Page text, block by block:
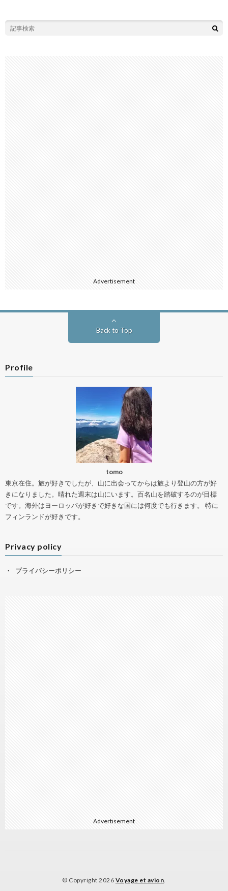
Advertisement
Back to Top
Profile
tomo
東京在住。旅が好きでしたが、山に出会ってからは旅より登山の方が好
きになりました。晴れた週末は山にいます。百名山を踏破するのが目標
です。海外はヨーロッパが好きで好きな国には何度でも行きます。 特に
フィンランドが好きです。
Privacy policy
プライバシーポリシー
Advertisement
© Copyright 2026 Voyage et avion.